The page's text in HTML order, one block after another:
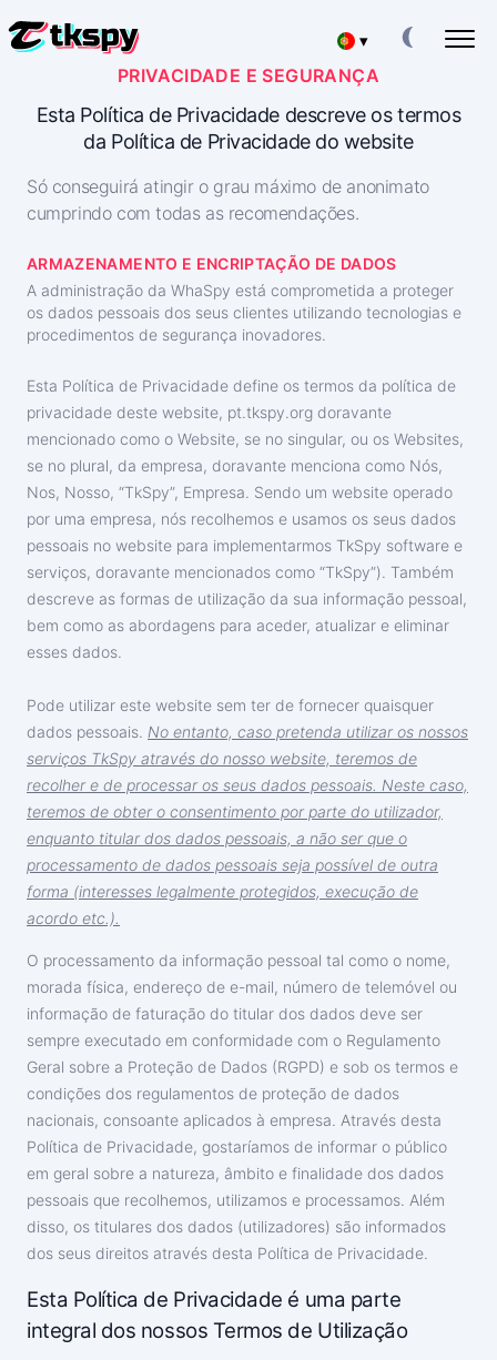
▾
Deutsch
Español
中文
Français
日本
Хинди हिन्दी
Italiano
Türkçe
HACKEAR CHATS DO TIKTOK
Ler a correspondência de outras pessoas
Recuperar Chat Apagado Online
SEGUIR A LOCALIZAÇÃO NO TIKTOK
SEGUIR O TIKTOK
Aplicação de rastreio
Adicionar mais subscritores
Taxas
Perguntas
Programa de afiliados
Sobre nós
Características
Comentários
PRIVACIDADE E SEGURANÇA
Esta Política de Privacidade descreve os termos
da Política de Privacidade do website
Só conseguirá atingir o grau máximo de anonimato
cumprindo com todas as recomendações.
ARMAZENAMENTO E ENCRIPTAÇÃO DE DADOS
A administração da WhaSpy está comprometida a proteger
os dados pessoais dos seus clientes utilizando tecnologias e
procedimentos de segurança inovadores.
Esta Política de Privacidade define os termos da política de
privacidade deste website, ‌pt.tkspy.org doravante
mencionado como o Website, se no singular, ou os Websites,
se no plural, da empresa, doravante menciona como Nós,
Nos, Nosso, “TkSpy”, Empresa. Sendo um website operado
por uma empresa, nós recolhemos e usamos os seus dados
pessoais no website para implementarmos TkSpy software e
serviços, doravante mencionados como “TkSpy”). Também
descreve as formas de utilização da sua informação pessoal,
bem como as abordagens para aceder, atualizar e eliminar
esses dados.
Pode utilizar este website sem ter de fornecer quaisquer
dados pessoais. No entanto, caso pretenda utilizar os nossos
serviços TkSpy através do nosso website, teremos de
recolher e de processar os seus dados pessoais. Neste caso,
teremos de obter o consentimento por parte do utilizador,
enquanto titular dos dados pessoais, a não ser que o
processamento de dados pessoais seja possível de outra
forma (interesses legalmente protegidos, execução de
acordo etc.).
O processamento da informação pessoal tal como o nome,
morada física, endereço de e-mail, número de telemóvel ou
informação de faturação do titular dos dados deve ser
sempre executado em conformidade com o Regulamento
Geral sobre a Proteção de Dados (RGPD) e sob os termos e
condições dos regulamentos de proteção de dados
nacionais, consoante aplicados à empresa. Através desta
Política de Privacidade, gostaríamos de informar o público
em geral sobre a natureza, âmbito e finalidade dos dados
pessoais que recolhemos, utilizamos e processamos. Além
disso, os titulares dos dados (utilizadores) são informados
dos seus direitos através desta Política de Privacidade.
Esta Política de Privacidade é uma parte
integral dos nossos Termos de Utilização